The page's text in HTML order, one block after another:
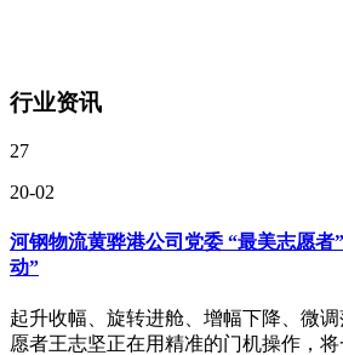
行业资讯
27
20-02
河钢物流黄骅港公司党委 “最美志愿者
动”
起升收幅、旋转进舱、增幅下降、微
愿者王志坚正在用精准的门机操作，